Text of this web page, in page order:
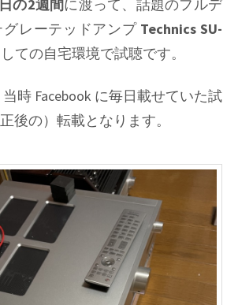
の2週間に渡って、話題のフルデ
グレーテッドアンプ Technics SU-
ての自宅環境で試聴です。
時 Facebook に毎日載せていた試
後の）転載となります。